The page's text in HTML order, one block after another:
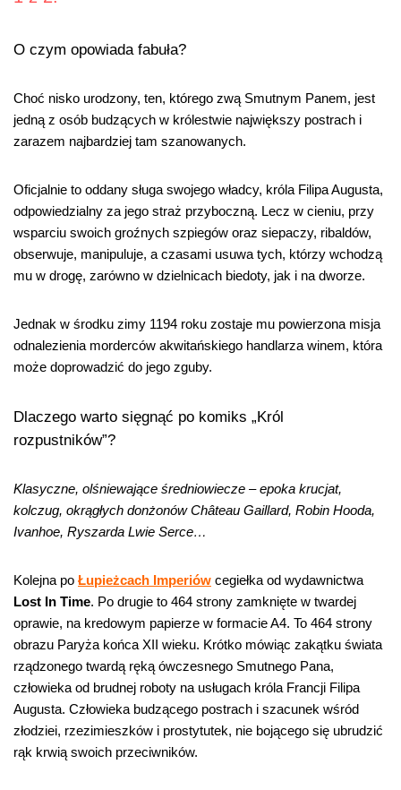
O czym opowiada fabuła?
Choć nisko urodzony, ten, którego zwą Smutnym Panem, jest
jedną z osób budzących w królestwie największy postrach i
zarazem najbardziej tam szanowanych.
Oficjalnie to oddany sługa swojego władcy, króla Filipa Augusta,
odpowiedzialny za jego straż przyboczną. Lecz w cieniu, przy
wsparciu swoich groźnych szpiegów oraz siepaczy, ribaldów,
obserwuje, manipuluje, a czasami usuwa tych, którzy wchodzą
mu w drogę, zarówno w dzielnicach biedoty, jak i na dworze.
Jednak w środku zimy 1194 roku zostaje mu powierzona misja
odnalezienia morderców akwitańskiego handlarza winem, która
może doprowadzić do jego zguby.
Dlaczego warto sięgnąć po komiks „Król
rozpustników”?
Klasyczne, olśniewające średniowiecze – epoka krucjat,
kolczug, okrągłych donżonów Château Gaillard, Robin Hooda,
Ivanhoe, Ryszarda Lwie Serce…
Kolejna po Łupieżcach Imperiów cegiełka od wydawnictwa
Lost In Time. Po drugie to 464 strony zamknięte w twardej
oprawie, na kredowym papierze w formacie A4. To 464 strony
obrazu Paryża końca XII wieku. Krótko mówiąc zakątku świata
rządzonego twardą ręką ówczesnego Smutnego Pana,
człowieka od brudnej roboty na usługach króla Francji Filipa
Augusta. Człowieka budzącego postrach i szacunek wśród
złodziei, rzezimieszków i prostytutek, nie bojącego się ubrudzić
rąk krwią swoich przeciwników.